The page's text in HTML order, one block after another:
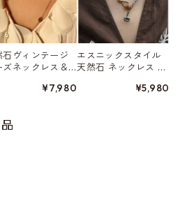
石ヴィンテージ
ズネックレス＆
スの2点セット W
¥7,980
エスニックスタイル
天然石 ネックレス W
¥5,980